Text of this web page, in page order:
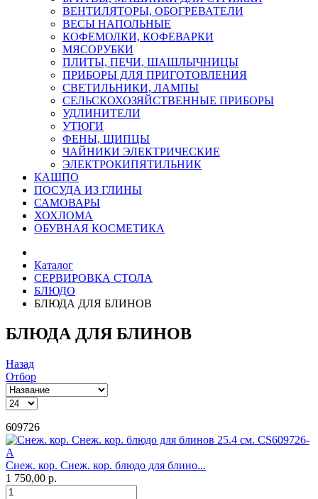
ВЕНТИЛЯТОРЫ, ОБОГРЕВАТЕЛИ
ВЕСЫ НАПОЛЬНЫЕ
КОФЕМОЛКИ, КОФЕВАРКИ
МЯСОРУБКИ
ПЛИТЫ, ПЕЧИ, ШАШЛЫЧНИЦЫ
ПРИБОРЫ ДЛЯ ПРИГОТОВЛЕНИЯ
СВЕТИЛЬНИКИ, ЛАМПЫ
СЕЛЬСКОХОЗЯЙСТВЕННЫЕ ПРИБОРЫ
УДЛИНИТЕЛИ
УТЮГИ
ФЕНЫ, ЩИПЦЫ
ЧАЙНИКИ ЭЛЕКТРИЧЕСКИЕ
ЭЛЕКТРОКИПЯТИЛЬНИК
КАШПО
ПОСУДА ИЗ ГЛИНЫ
САМОВАРЫ
ХОХЛОМА
ОБУВНАЯ КОСМЕТИКА
Каталог
СЕРВИРОВКА СТОЛА
БЛЮДО
БЛЮДА ДЛЯ БЛИНОВ
БЛЮДА ДЛЯ БЛИНОВ
Назад
Отбор
609726
Снеж. кор. Снеж. кор. блюдо для блино...
1 750,00 р.